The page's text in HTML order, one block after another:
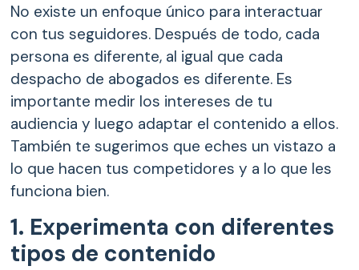
No existe un enfoque único para interactuar
con tus seguidores. Después de todo, cada
persona es diferente, al igual que cada
despacho de abogados es diferente. Es
importante medir los intereses de tu
audiencia y luego adaptar el contenido a ellos.
También te sugerimos que eches un vistazo a
lo que hacen tus competidores y a lo que les
funciona bien.
1. Experimenta con diferentes
tipos de contenido